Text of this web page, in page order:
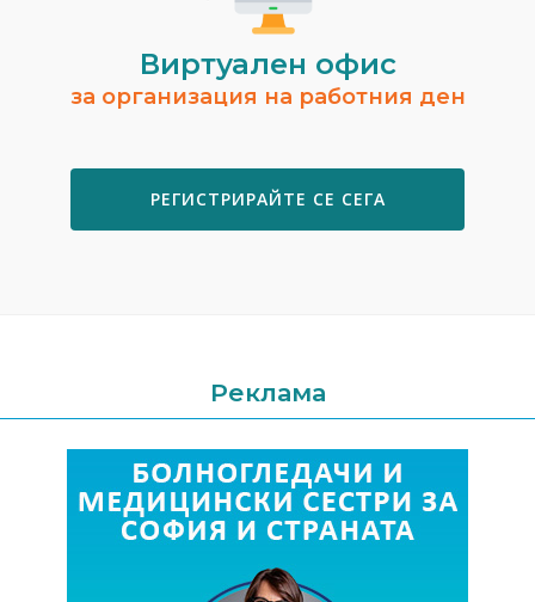
Виртуален офис
за организация на работния ден
РЕГИСТРИРАЙТЕ СЕ СЕГА
Реклама